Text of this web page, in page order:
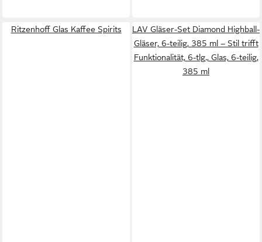
Ritzenhoff Glas Kaffee Spirits
LAV Gläser-Set Diamond Highball-
Gläser, 6-teilig, 385 ml – Stil trifft
Funktionalität, 6-tlg., Glas, 6-teilig,
385 ml